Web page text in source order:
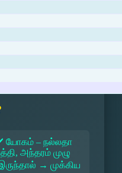
✔ யோகம் – நல்லதா
அந்தரம் முழு
→ முக்கிய